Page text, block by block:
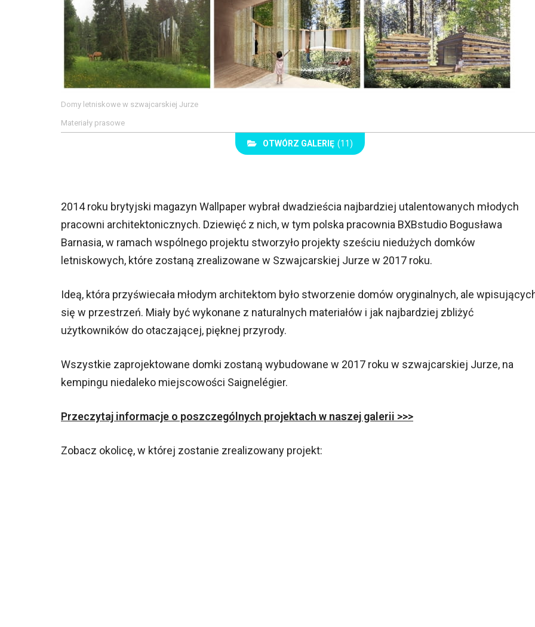
Domy letniskowe w szwajcarskiej Jurze
Materiały prasowe
OTWÓRZ GALERIĘ (11)
2014 roku brytyjski magazyn Wallpaper wybrał dwadzieścia najbardziej utalentowanych młodych
pracowni architektonicznych. Dziewięć z nich, w tym polska pracownia BXBstudio Bogusława
Barnasia, w ramach wspólnego projektu stworzyło projekty sześciu niedużych domków
letniskowych, które zostaną zrealizowane w Szwajcarskiej Jurze w 2017 roku.
Ideą, która przyświecała młodym architektom było stworzenie domów oryginalnych, ale
się w przestrzeń. Miały być wykonane z naturalnych materiałów i jak najbardziej zbliżyć
użytkowników do otaczającej, pięknej przyrody.
Wszystkie zaprojektowane domki zostaną wybudowane w 2017 roku w szwajcarskiej Jurze, na
kempingu niedaleko miejscowości Saignelégier.
Przeczytaj informacje o poszczególnych projektach w naszej galerii >>>
Zobacz okolicę, w której zostanie zrealizowany projekt: